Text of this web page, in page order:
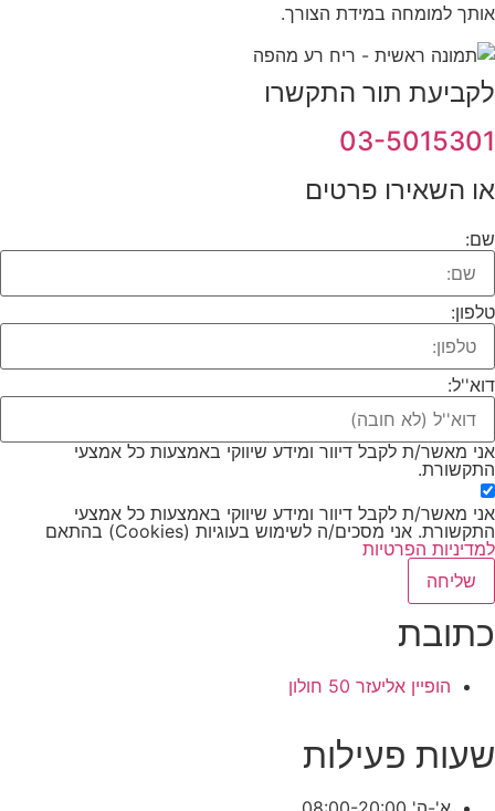
אותך למומחה במידת הצורך.
לקביעת תור התקשרו
03-5015301
או השאירו פרטים
שם:
טלפון:
דוא''ל:
אני מאשר/ת לקבל דיוור ומידע שיווקי באמצעות כל אמצעי
התקשורת.
אני מאשר/ת לקבל דיוור ומידע שיווקי באמצעות כל אמצעי
התקשורת. אני מסכים/ה לשימוש בעוגיות (Cookies) בהתאם
למדיניות הפרטיות
שליחה
כתובת
הופיין אליעזר 50 חולון
שעות פעילות